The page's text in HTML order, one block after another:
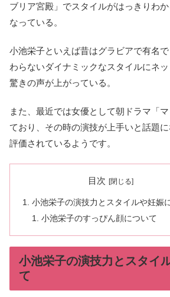
ブリア宮殿」でスタイルがはっきりわ
なっている。
小池栄子といえば昔はグラビアで有名
わらないダイナミックなスタイルにネ
驚きの声が上がっている。
また、最近では女優として朝ドラマ「
ており、その時の演技が上手いと話題
評価されているようです。
目次
小池栄子の演技力とスタイルや妊娠
小池栄子のすっぴん顔について
小池栄子の演技力とスタイ
て